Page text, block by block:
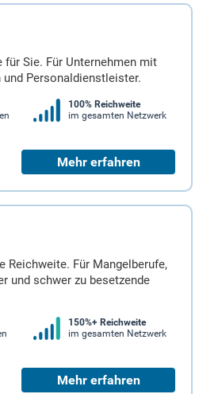
Sie. Für Unternehmen mit
und Personaldienstleister.
100% Reichweite
im gesamten Netzwerk
Mehr erfahren
Reichweite. Für Mangelberufe,
und schwer zu besetzende
150%+ Reichweite
im gesamten Netzwerk
Mehr erfahren